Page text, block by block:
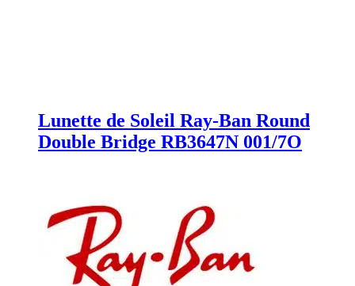
Lunette de Soleil Ray-Ban Round
Double Bridge RB3647N 001/7O